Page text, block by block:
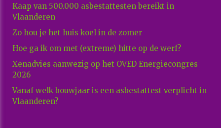
Kaap van 500.000 asbestattesten bereikt in
Vlaanderen
Zo hou je het huis koel in de zomer
Hoe ga ik om met (extreme) hitte op de werf?
Xenadvies aanwezig op het OVED Energiecongres
2026
Vanaf welk bouwjaar is een asbestattest verplicht in
Vlaanderen?